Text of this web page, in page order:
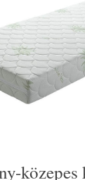
közepes